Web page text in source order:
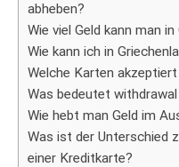
abheben?
Wie viel Geld kann man
Wie kann ich in
Welche Karten
Was bedeutet
Wie hebt man Geld im
Was ist der Unterschied
einer Kreditkarte?